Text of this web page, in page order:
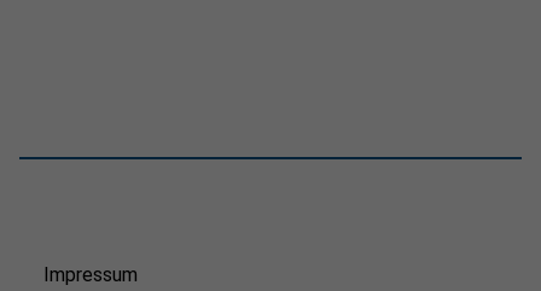
Impressum